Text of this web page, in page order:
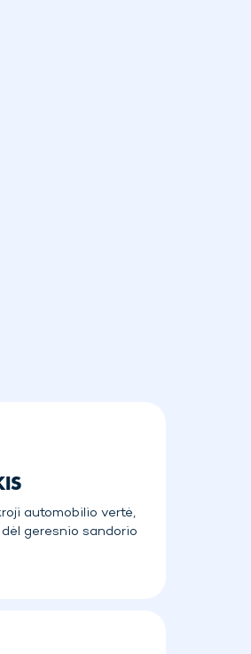
automobilio vertė,
geresnio sandorio